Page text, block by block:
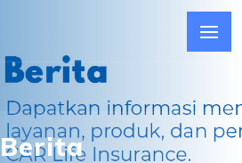
Berita